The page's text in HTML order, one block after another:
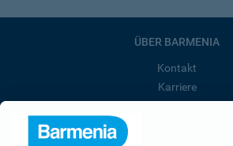
ÜBER BARMENIA
Kontakt
Karriere